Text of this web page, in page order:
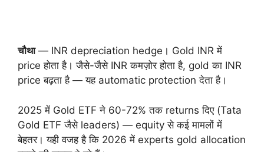
चौथा— INR depreciation hedge। Gold INR में
price होता है। जैसे-जैसे INR कमज़ोर होता है, gold का INR
price बढ़ता है — यह automatic protection देता है।
2025 में Gold ETF ने 60-72% तक returns दिए (Tata
Gold ETF जैसे leaders) — equity से कई मामलों में
बेहतर। यही वजह है कि 2026 में experts gold allocation